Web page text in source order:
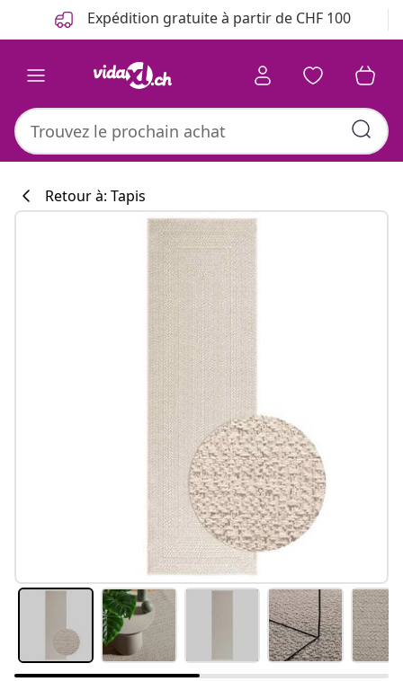
Précédent Expédition gratuite à partir de CHF 100
Retour à: Tapis